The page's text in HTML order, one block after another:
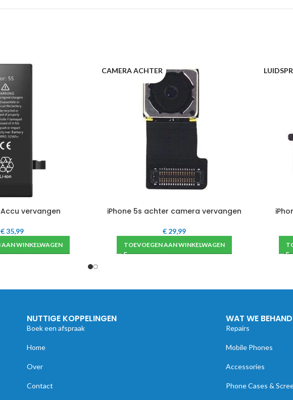
vervangen
€35,99
AAN WINKELWAGEN
CAMERA ACHTER
iPhone 5s achter camera vervangen
€29,99
TOEVOEGEN AAN WINKELWAGEN
NUTTIGE KOPPELINGEN
Boek een afspraak
Home
Over
Contact
WAT WE
Repairs
Mobile Phones
Accessories
Phone Cases &